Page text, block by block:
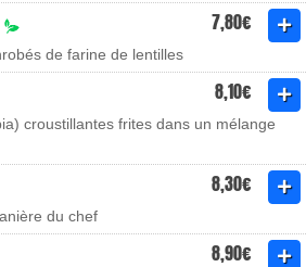
7,80€
de farine de lentilles
8,10€
croustillantes frites dans un mélange
8,30€
du chef
8,90€